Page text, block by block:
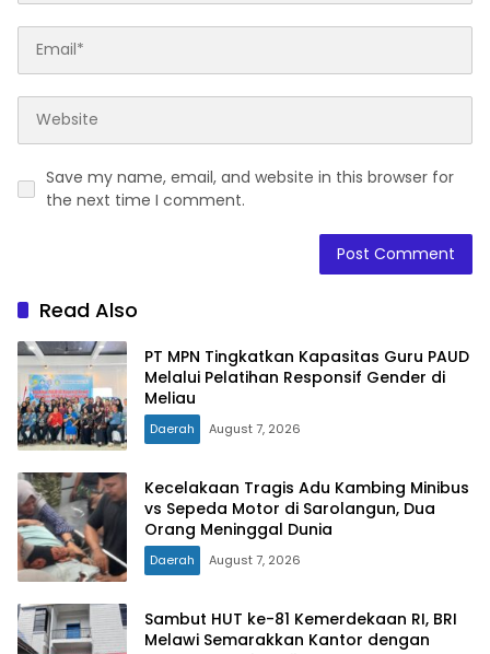
Save my name, email, and website in this browser for
the next time I comment.
Read Also
PT MPN Tingkatkan Kapasitas Guru PAUD
Melalui Pelatihan Responsif Gender di
Meliau
Daerah August 7, 2026
Kecelakaan Tragis Adu Kambing Minibus
vs Sepeda Motor di Sarolangun, Dua
Orang Meninggal Dunia
Daerah August 7, 2026
Sambut HUT ke-81 Kemerdekaan RI, BRI
Melawi Semarakkan Kantor dengan